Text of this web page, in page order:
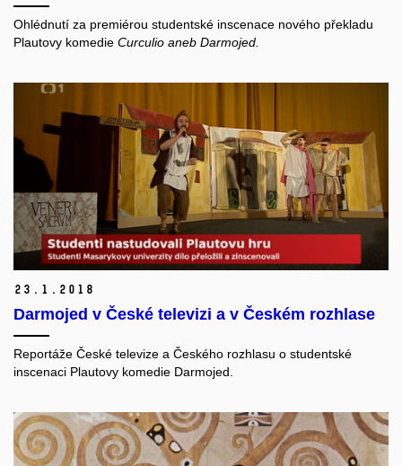
Ohlédnutí za premiérou studentské inscenace nového překladu
Plautovy komedie Curculio aneb Darmojed.
23. 1. 2018
Darmojed v České televizi a v Českém rozhlase
Reportáže České televize a Českého rozhlasu o studentské
inscenaci Plautovy komedie Darmojed.